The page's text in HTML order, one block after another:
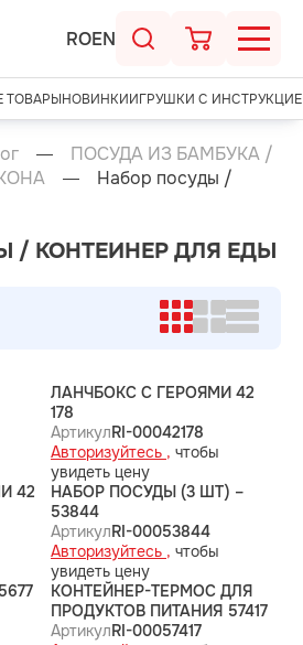
ROEN
ТОВАРЫНОВИНКИИГРУШКИ С
ПОСУДА ИЗ БАМБУКА /
Набор посуды /
/ КОНТЕИНЕР ДЛЯ ЕДЫ
ЛАНЧБОКС С ГЕРОЯМИ 42
178
АртикулRI-00042178
Авторизуйтесь , чтобы
увидеть цену
42
НАБОР ПОСУДЫ (3 ШТ) –
53844
АртикулRI-00053844
Авторизуйтесь , чтобы
увидеть цену
КОНТЕЙНЕР-ТЕРМОС ДЛЯ
ПРОДУКТОВ ПИТАНИЯ 57417
АртикулRI-00057417